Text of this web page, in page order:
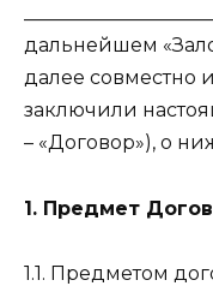
дальнейшем
далее совместно
заключили
– «Договор»), о
1. Предмет
1.1. Предметом